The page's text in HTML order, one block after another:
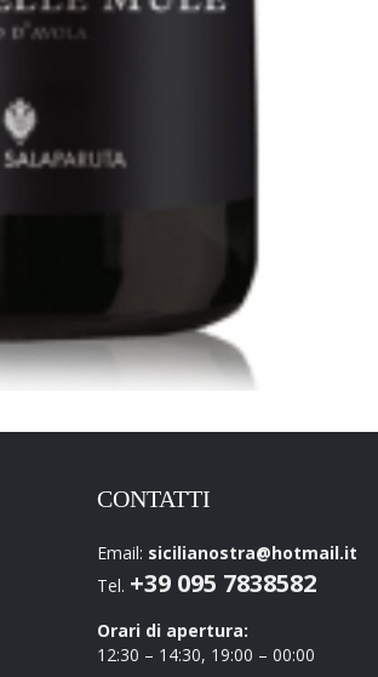
CONTATTI
Email: sicilianostra@hotmail.it
Tel. +39 095 7838582
Orari di apertura:
12:30 – 14:30, 19:00 – 00:00